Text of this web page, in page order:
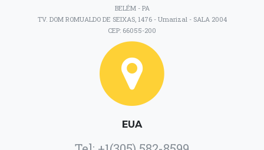
BELÉM - PA
TV. DOM ROMUALDO DE SEIXAS, 1476 - Umarizal - SALA 2004
CEP: 66055-200
EUA